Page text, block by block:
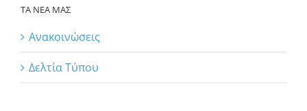
ΤΑ ΝΕΑ ΜΑΣ
Ανακοινώσεις
Δελτία Τύπου